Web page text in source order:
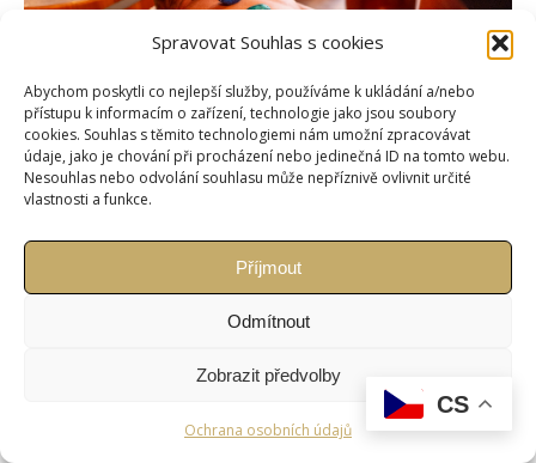
Spravovat Souhlas s cookies
Abychom poskytli co nejlepší služby, používáme k ukládání a/nebo
přístupu k informacím o zařízení, technologie jako jsou soubory
cookies. Souhlas s těmito technologiemi nám umožní zpracovávat
údaje, jako je chování při procházení nebo jedinečná ID na tomto webu.
Nesouhlas nebo odvolání souhlasu může nepříznivě ovlivnit určité
vlastnosti a funkce.
Příjmout
Odmítnout
Zobrazit předvolby
Ochrana osobních údajů
Copyright © Weiron Dynamics, s.r.o. |
SEO
CS